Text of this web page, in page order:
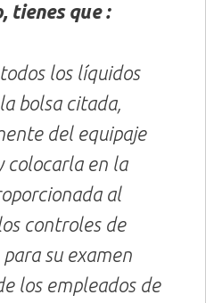
tienes que :
los líquidos
bolsa citada,
del equipaje
colocarla en la
al
controles de
su examen
los empleados de